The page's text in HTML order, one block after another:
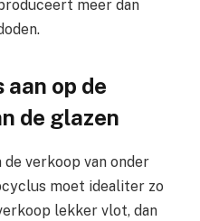
meer dan
aan op de
de glazen
verkoop van onder
moet idealiter zo
lekker vlot, dan